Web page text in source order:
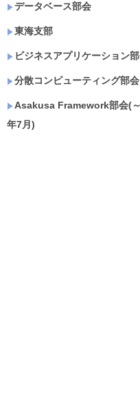
データベース部会
東海支部
ビジネスアプリケーション
分散コンピューティング部会
Asakusa Framework部会(
年7月)